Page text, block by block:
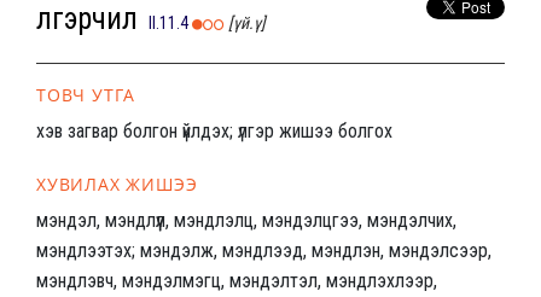
үлгэрчил II.11.4 [үй.ү]
ТОВЧ УТГА
хэв загвар болгон үйлдэх; үлгэр жишээ болгох
ХУВИЛАХ ЖИШЭЭ
мэндэл, мэндлүүл, мэндлэлц, мэндэлцгээ, мэндэлчих,
мэндлээтэх; мэндэлж, мэндлээд, мэндлэн, мэндэлсээр,
мэндлэвч, мэндэлмэгц, мэндэлтэл, мэндлэхлээр,